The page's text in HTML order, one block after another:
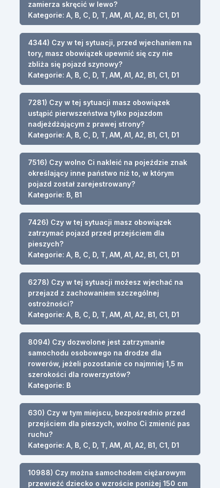
zamierza skręcić w lewo?
Kategorie: A, B, C, D, T, AM, A1, A2, B1, C1, D1
4344) Czy w tej sytuacji, przed wjechaniem na
tory, masz obowiązek upewnić się czy nie
zbliża się pojazd szynowy?
Kategorie: A, B, C, D, T, AM, A1, A2, B1, C1, D1
7281) Czy w tej sytuacji masz obowiązek
ustąpić pierwszeństwa tylko pojazdom
nadjeżdżającym z prawej strony?
Kategorie: A, B, C, D, T, AM, A1, A2, B1, C1, D1
7516) Czy wolno Ci nakleić na pojeździe znak
określający inne państwo niż to, w którym
pojazd został zarejestrowany?
Kategorie: B, B1
7426) Czy w tej sytuacji masz obowiązek
zatrzymać pojazd przed przejściem dla
pieszych?
Kategorie: A, B, C, D, T, AM, A1, A2, B1, C1, D1
6278) Czy w tej sytuacji możesz wjechać na
przejazd z zachowaniem szczególnej
ostrożności?
Kategorie: A, B, C, D, T, AM, A1, A2, B1, C1, D1
8094) Czy dozwolone jest zatrzymanie
samochodu osobowego na drodze dla
rowerów, jeżeli pozostanie co najmniej 1,5 m
szerokości dla rowerzystów?
Kategorie: B
630) Czy w tym miejscu, bezpośrednio przed
przejściem dla pieszych, wolno Ci zmienić pas
ruchu?
Kategorie: A, B, C, D, T, AM, A1, A2, B1, C1, D1
10988) Czy można samochodem ciężarowym
przewieźć dziecko o wzroście poniżej 150 cm